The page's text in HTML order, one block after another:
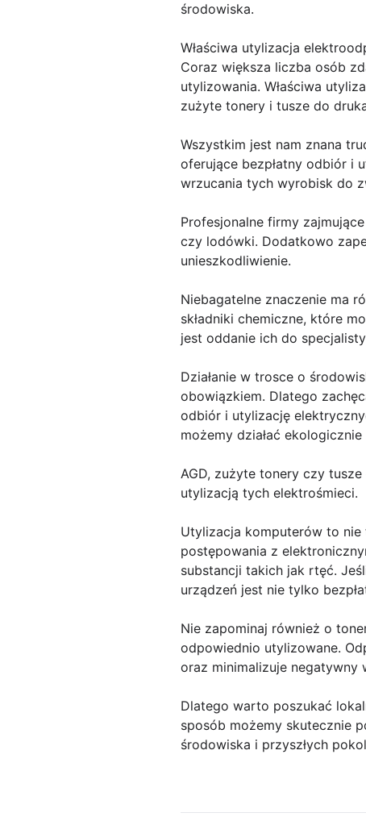
środowiska.
Właściwa utylizacja
Coraz większa liczba osób
utylizowania. Właściwa
zużyte tonery i tusze do
Wszystkim jest nam znana
oferujące bezpłatny odbiór i
wrzucania tych wyrobisk do
Profesjonalne firmy
czy lodówki. Dodatkowo
unieszkodliwienie.
Niebagatelne znaczenie ma
składniki chemiczne, które
jest oddanie ich do
Działanie w trosce o
obowiązkiem. Dlatego
odbiór i utylizację
możemy działać
AGD, zużyte tonery czy
utylizacją tych elektrośmieci.
Utylizacja komputerów to
postępowania z
substancji takich jak rtęć.
urządzeń jest nie tylko
Nie zapominaj również o
odpowiednio utylizowane.
oraz minimalizuje negatywny
Dlatego warto poszukać
sposób możemy skutecznie
środowiska i przyszłych